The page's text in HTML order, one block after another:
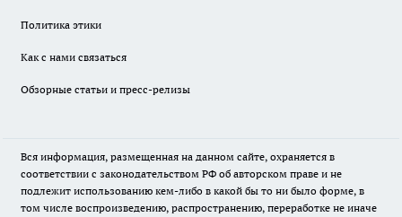
Политика этики
Как с нами связаться
Обзорные статьи и пресс-релизы
Вся информация, размещенная на данном сайте, охраняется в
соответствии с законодательством РФ об авторском праве и не
подлежит использованию кем-либо в какой бы то ни было форме, в
том числе воспроизведению, распространению, переработке не иначе